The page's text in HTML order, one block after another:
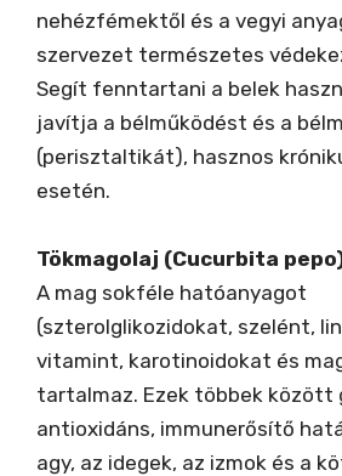
nehézfémektől és a vegyi
szervezet természetes
Segít fenntartani a belek
javítja a bélműködést és a
(perisztaltikát), hasznos
esetén.
Tökmagolaj (Cucurbita
A mag sokféle hatóanyagot
(szterolglikozidokat, szelént,
vitamint, karotinoidokat és
tartalmaz. Ezek többek között
antioxidáns, immunerősítő
agy, az idegek, az izmok és a